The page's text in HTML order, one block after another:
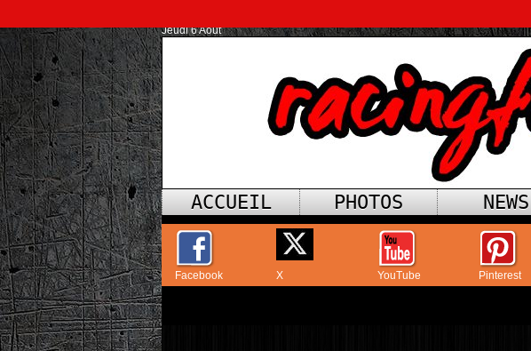
Jeudi 6 Août
ACCUEIL PHOTOS NEWS
Facebook X YouTube Pinterest